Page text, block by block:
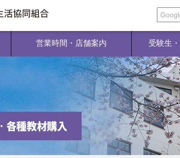
営業時間・店舗案内 受験生
各種教材購入